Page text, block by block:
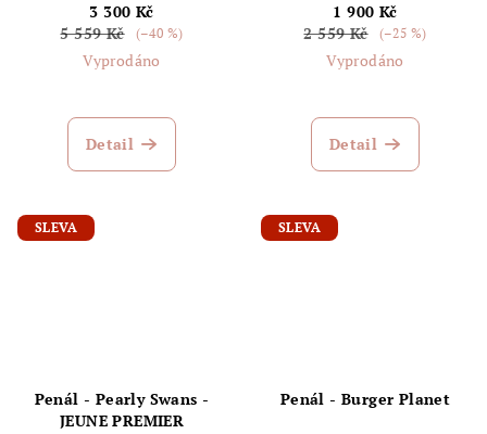
PREMIER
3 300 Kč
5 559 Kč
(–40 %)
Vyprodáno
Detail
JEUNE PREMIER
1 900 Kč
2 559 Kč
(–25 %)
Vyprodáno
Detail
SLEVA
Penál - Pearly Swans -
JEUNE PREMIER
SLEVA
Penál - Burger Planet